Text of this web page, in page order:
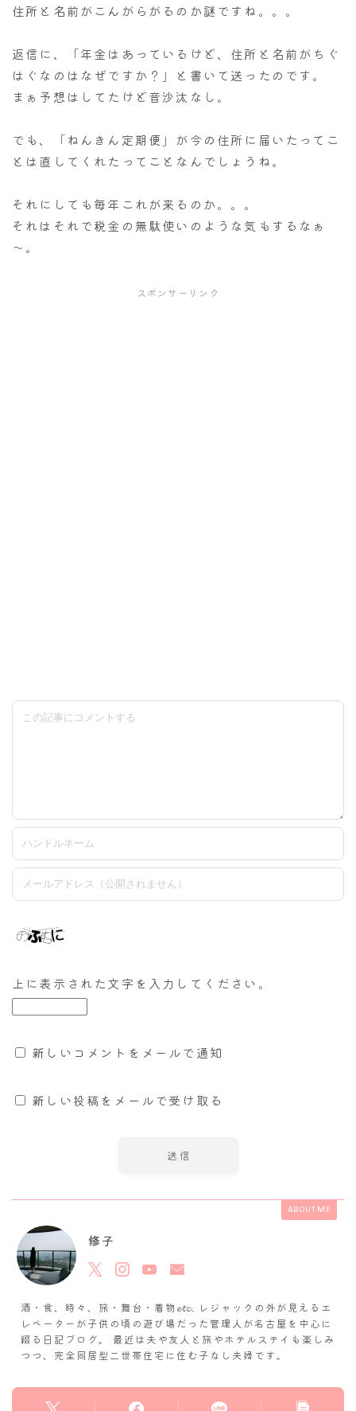
住所と名前がこんがらがるのか謎ですね。。。
返信に、「年金はあっているけど、住所と名前がちぐ
はぐなのはなぜですか？」と書いて送ったのです。
まぁ予想はしてたけど音沙汰なし。
でも、「ねんきん定期便」が今の住所に届いたってこ
とは直してくれたってことなんでしょうね。
それにしても毎年これが来るのか。。。
それはそれで税金の無駄使いのような気もするなぁ
～。
スポンサーリンク
上に表示された文字を入力してください。
新しいコメントをメールで通知
新しい投稿をメールで受け取る
ABOUT ME
修子
酒・食、時々、旅・舞台・着物𝓮𝓽𝓬. レジャックの外が見えるエ
レベーターが子供の頃の遊び場だった管理人が名古屋を中心に
綴る日記ブログ。 最近は夫や友人と旅やホテルステイも楽しみ
つつ、完全同居型二世帯住宅に住む子なし夫婦です。